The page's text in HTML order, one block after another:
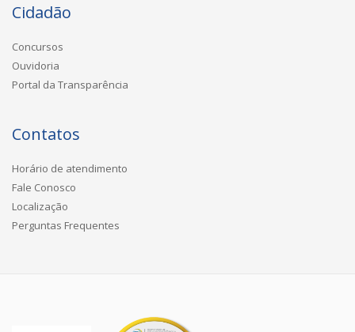
Cidadão
Concursos
Ouvidoria
Portal da Transparência
Contatos
Horário de atendimento
Fale Conosco
Localização
Perguntas Frequentes